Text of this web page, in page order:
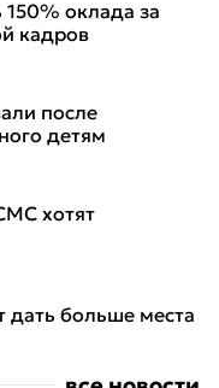
оклада за
кадров
после
детям
хотят
дать больше места